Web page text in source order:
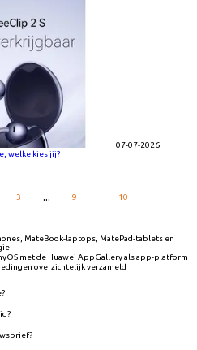
07-07-2026
welke kies jij?
3 ... 9 10
MateBook-laptops, MatePad-tablets en
met de Huawei AppGallery als app-platform
overzichtelijk verzameld